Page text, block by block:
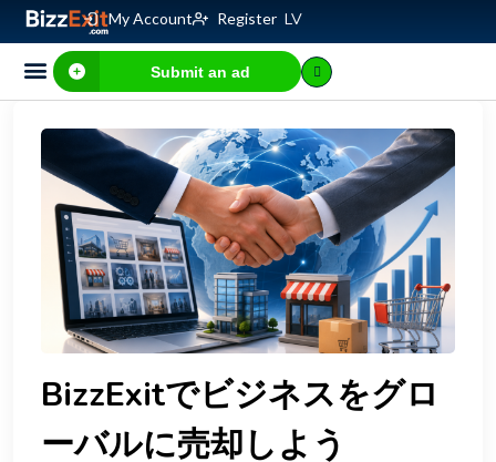
My Account Register LV
Submit an ad
BizzExitでビジネスをグロ
ーバルに売却しよう